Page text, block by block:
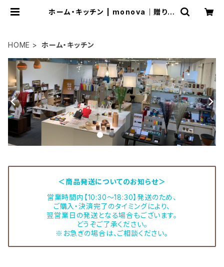
ホーム・キッチン | monova｜贈り物
HOME ホーム・キッチン
＜商品発送についてのお知らせ＞
営業時間内【10:30～18:30】発送のため、
ご購入・決済完了のタイミングにより、
翌営業日の発送となる場合もございます。
どうぞご了承ください。
※お急ぎの場合は、ご相談ください。